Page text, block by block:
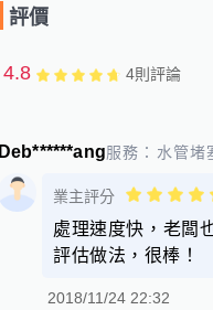
評價
4.8 4則評論
Deb******ang服務： 水管堵
業主評分
處理速度快，老闆
評估做法，很棒！
2018/11/24 22:32